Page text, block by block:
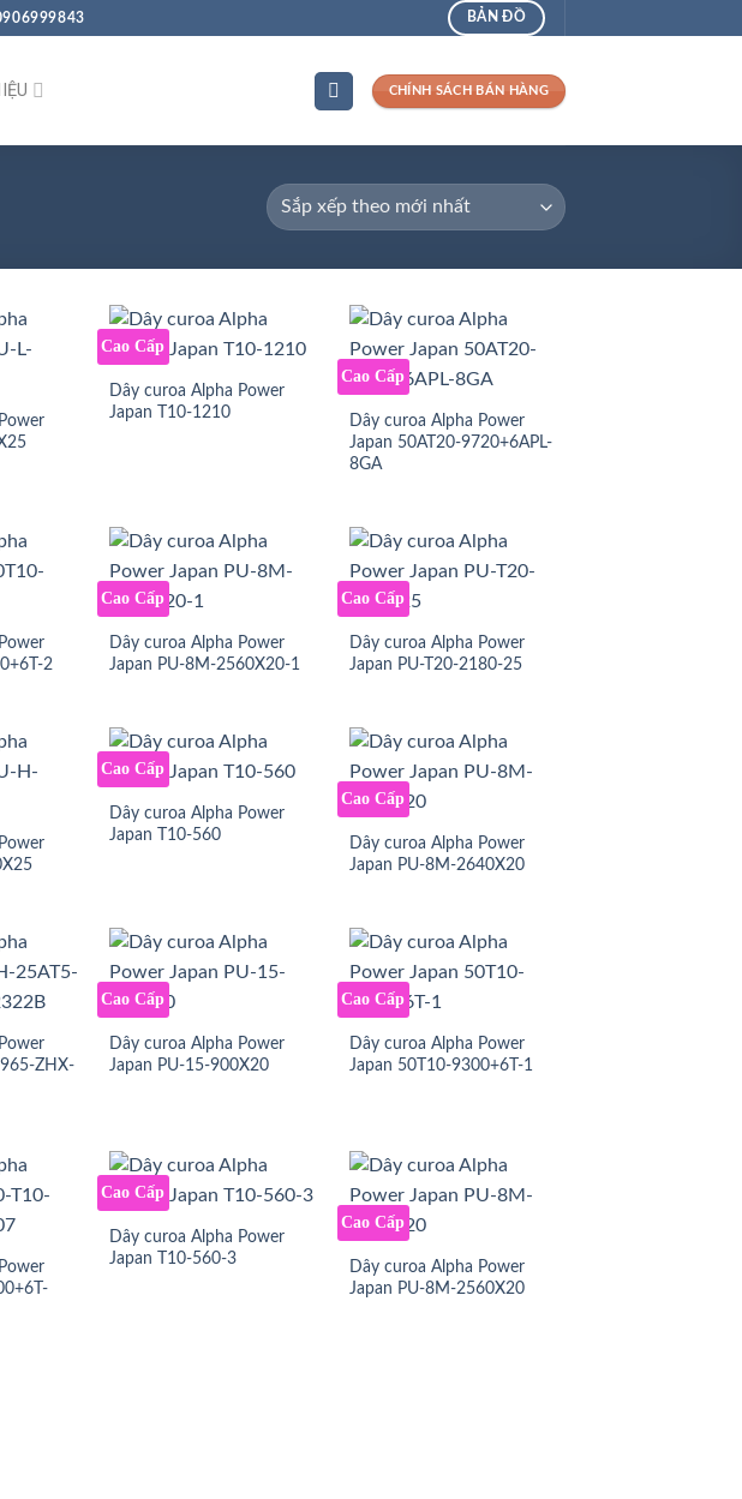
BẢN ĐỒ
CHÍNH SÁCH BÁN HÀNG
Cao Cấp
Dây curoa Alpha Power
Japan T10-1210
Cao Cấp
Dây curoa Alpha Power
Japan 50AT20-9720+6APL-
8GA
2
Cao Cấp
Dây curoa Alpha Power
Japan PU-8M-2560X20-1
Cao Cấp
Dây curoa Alpha Power
Japan PU-T20-2180-25
Cao Cấp
Dây curoa Alpha Power
Japan T10-560
Cao Cấp
Dây curoa Alpha Power
Japan PU-8M-2640X20
ZHX-
Cao Cấp
Dây curoa Alpha Power
Japan PU-15-900X20
Cao Cấp
Dây curoa Alpha Power
Japan 50T10-9300+6T-1
Cao Cấp
Dây curoa Alpha Power
Japan T10-560-3
Cao Cấp
Dây curoa Alpha Power
Japan PU-8M-2560X20